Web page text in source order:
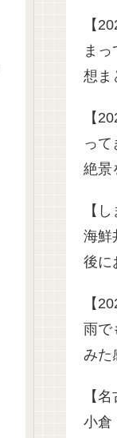
【
ま
想ま
【
って
絶景
【
海鮮
後に
【
雨で
みた
【
小倉